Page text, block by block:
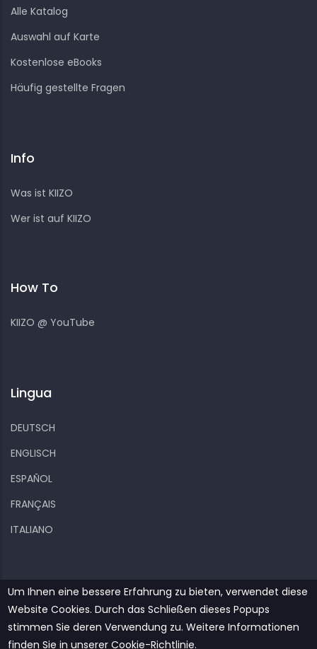
Alle Katalog
Auswahl auf Karte
Kostenlose eBooks
Häufig gestellte Fragen
Info
Was ist KIIZO
Wer ist auf KIIZO
How To
KIIZO @ YouTube
Lingua
DEUTSCH
ENGLISCH
ESPAÑOL
FRANÇAIS
ITALIANO
Kiizo Datenschutzerklärung
Um Ihnen eine bessere Erfahrung zu bieten, verwendet diese
Website Cookies. Durch das Schließen dieses Popups
stimmen Sie deren Verwendung zu. Weitere Informationen
finden Sie in unserer Cookie-Richtlinie.